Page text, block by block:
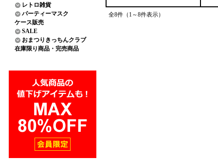
レトロ雑貨
パーティーマスク
ケース販売
SALE
おまつりきっちんクラブ
在庫限り商品・完売商品
全8件（1～8件表示）